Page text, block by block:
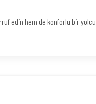
hem de konforlu bir